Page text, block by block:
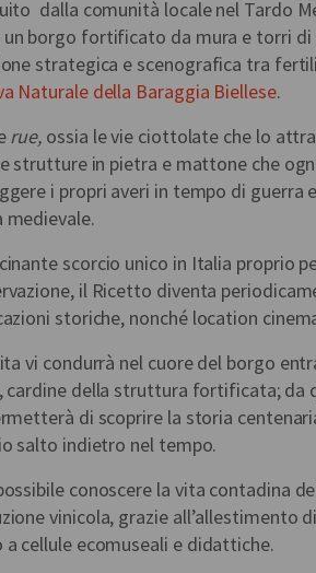
dalla comunità locale nel Tardo
un borgo fortificato da mura e torri di
strategica e scenografica tra
Naturale della Baraggia Biellese.
rue, ossia le vie ciottolate che lo
strutture in pietra e mattone che
i propri averi in tempo di guerra
medievale.
scorcio unico in Italia proprio
il Ricetto diventa
storiche, nonché location
vi condurrà nel cuore del borgo
cardine della struttura fortificata; da
di scoprire la storia
salto indietro nel tempo.
conoscere la vita contadina
vinicola, grazie all’allestimento
a cellule ecomuseali e didattiche.